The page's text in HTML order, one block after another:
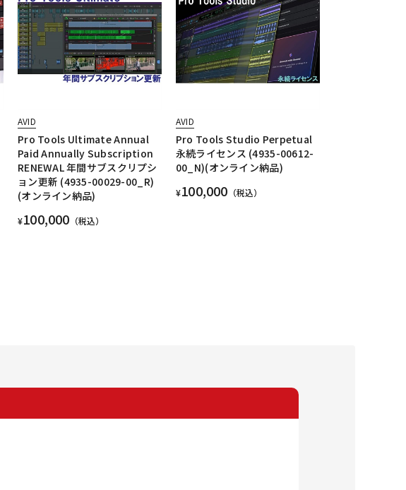
AVID
Pro Tools Ultimate Annual
Paid Annually Subscription
RENEWAL 年間サブスクリプシ
ョン更新 (4935-00029-00_R)
(オンライン納品)
¥100,000 （税込）
AVID
Pro Tools Studio Perpetual
永続ライセンス (4935-00612-
00_N)(オンライン納品)
¥100,000 （税込）